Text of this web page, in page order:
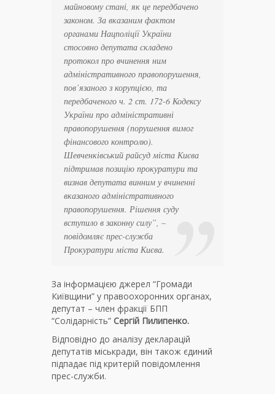
майновому стані, як це передбачено
законом. За вказаним фактом
органами Нацполіції України
стосовно депутата складено
протокол про вчинення ним
адміністративного правопорушення,
пов’язаного з корупцією, та
передбаченого ч. 2 ст. 172-6 Кодексу
України про адміністративні
правопорушення (порушення вимог
фінансового контролю).
Шевченківський райсуд міста Києва
підтримав позицію прокуратури та
визнав депутата винним у вчиненні
вказаного адміністративного
правопорушення. Рішення суду
вступило в законну силу”, –
повідомляє прес-служба
Прокуратури міста Києва.
За інформацією джерел “Громади
Київщини” у правоохоронних органах,
депутат – член фракції БПП
“Солідарність” Сергій Пилипенко.
Відповідно до аналізу декларацій
депутатів міськради, він також єдиний
підпадає під критерій повідомлення
прес-служби.